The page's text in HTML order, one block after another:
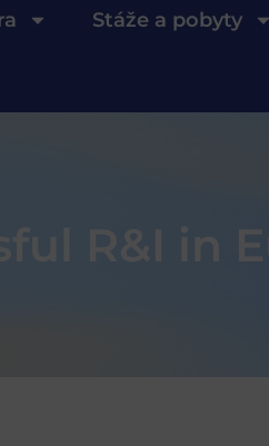
Stáže a pobyty
R&I in